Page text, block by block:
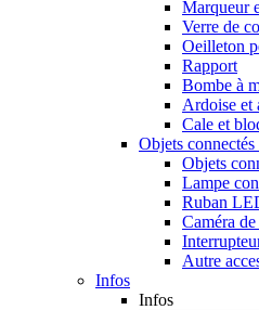
Marqueur
Verre de
Oeilleton
Rapport
Bombe à
Ardoise et
Cale et
Objets connectés
Objets
Lampe
Ruban
Caméra
Autre
Infos
Infos